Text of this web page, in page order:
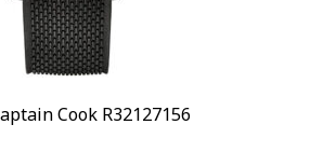
Cook R32127156